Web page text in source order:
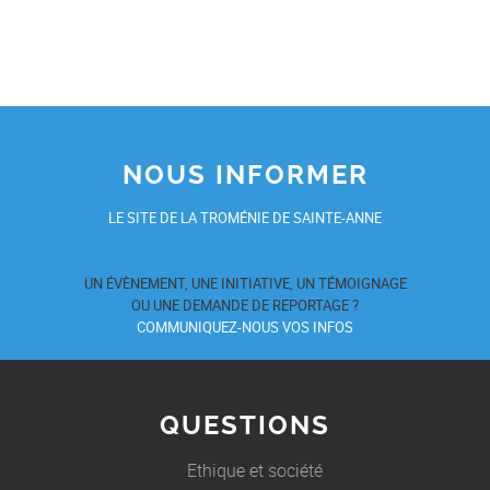
NOUS INFORMER
LE SITE DE LA TROMÉNIE DE SAINTE-ANNE
UN ÉVÈNEMENT, UNE INITIATIVE, UN TÉMOIGNAGE
OU UNE DEMANDE DE REPORTAGE ?
COMMUNIQUEZ-NOUS VOS INFOS
QUESTIONS
Ethique et société